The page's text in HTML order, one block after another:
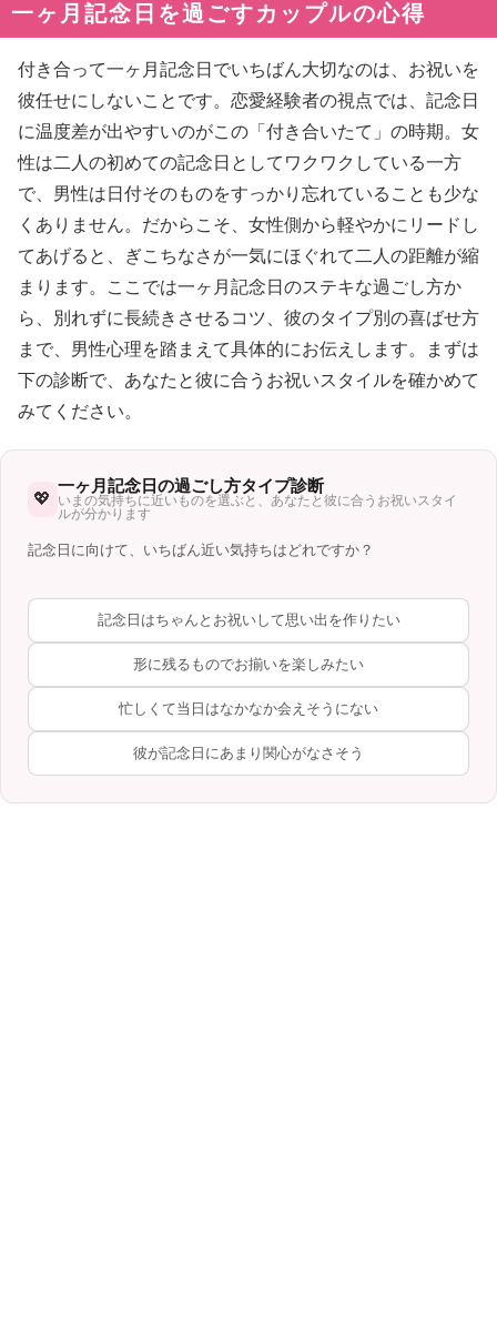
一ヶ月記念日を過ごすカップルの心得
付き合って一ヶ月記念日でいちばん大切なのは、お祝いを
彼任せにしないことです。恋愛経験者の視点では、記念日
に温度差が出やすいのがこの「付き合いたて」の時期。女
性は二人の初めての記念日としてワクワクしている一方
で、男性は日付そのものをすっかり忘れていることも少な
くありません。だからこそ、女性側から軽やかにリードし
てあげると、ぎこちなさが一気にほぐれて二人の距離が縮
まります。ここでは一ヶ月記念日のステキな過ごし方か
ら、別れずに長続きさせるコツ、彼のタイプ別の喜ばせ方
まで、男性心理を踏まえて具体的にお伝えします。まずは
下の診断で、あなたと彼に合うお祝いスタイルを確かめて
みてください。
💖
一ヶ月記念日の過ごし方タイプ診断
いまの気持ちに近いものを選ぶと、あなたと彼に合うお祝いスタイ
ルが分かります
記念日に向けて、いちばん近い気持ちはどれですか？
記念日はちゃんとお祝いして思い出を作りたい
形に残るものでお揃いを楽しみたい
忙しくて当日はなかなか会えそうにない
彼が記念日にあまり関心がなさそう